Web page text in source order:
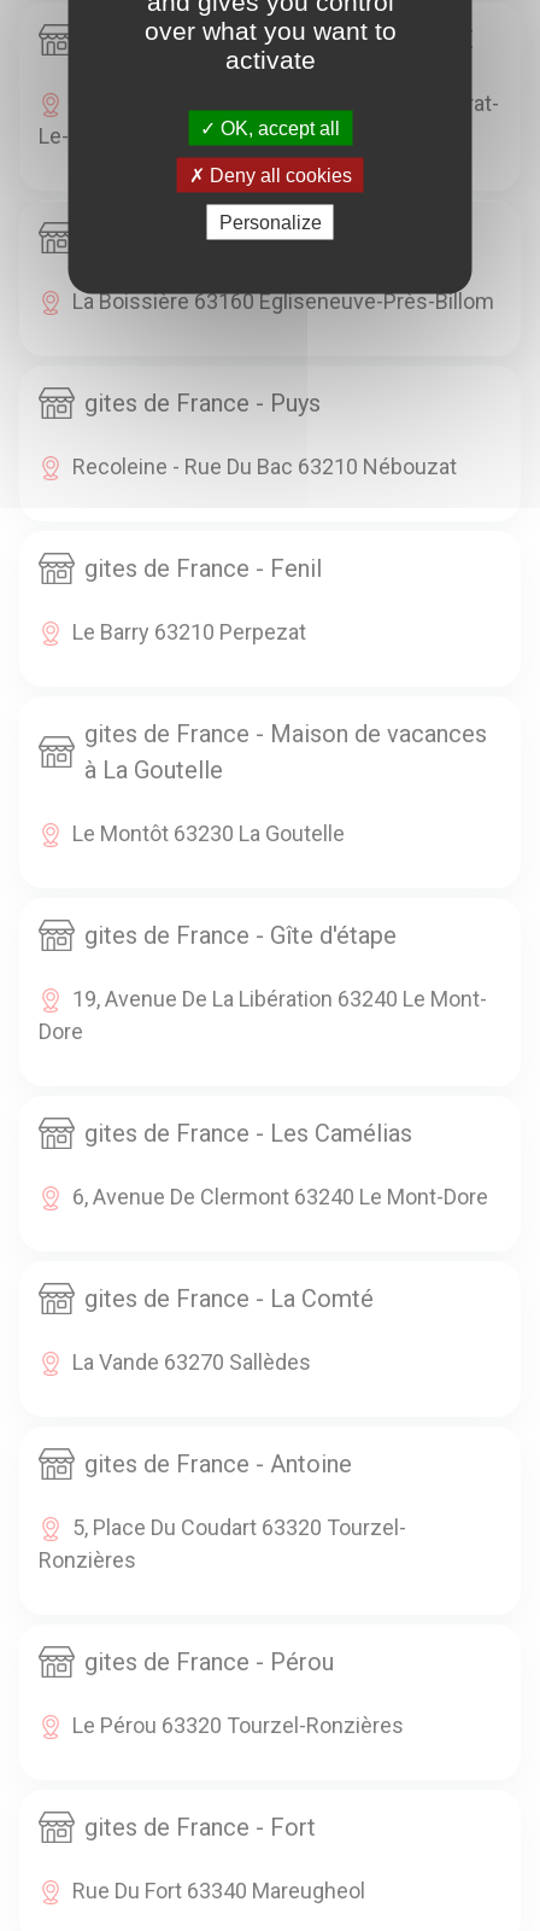
gites de France - MURAT LE QUAIRE
Route De La Banne D'Ordanche 63150 Murat-
Le-Quaire
gites de France - La Boissière
La Boissière 63160 Égliseneuve-Près-Billom
gites de France - Puys
Recoleine - Rue Du Bac 63210 Nébouzat
gites de France - Fenil
Le Barry 63210 Perpezat
gites de France - Maison de vacances
à La Goutelle
Le Montôt 63230 La Goutelle
gites de France - Gîte d'étape
19, Avenue De La Libération 63240 Le Mont-
Dore
gites de France - Les Camélias
6, Avenue De Clermont 63240 Le Mont-Dore
gites de France - La Comté
La Vande 63270 Sallèdes
gites de France - Antoine
5, Place Du Coudart 63320 Tourzel-
Ronzières
gites de France - Pérou
Le Pérou 63320 Tourzel-Ronzières
gites de France - Fort
Rue Du Fort 63340 Mareugheol
over what you want to
activate
OK, accept all
Deny all cookies
Personalize